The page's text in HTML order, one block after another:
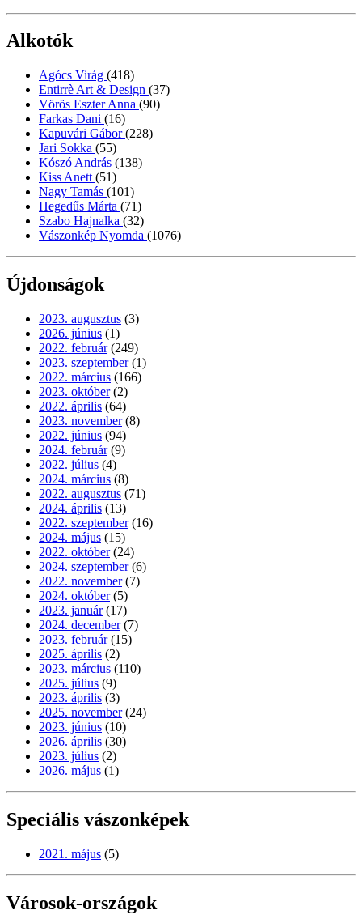
Alkotók
Agócs Virág (418)
Entirrè Art & Design (37)
Vörös Eszter Anna (90)
Farkas Dani (16)
Kapuvári Gábor(228)
Jari Sokka (55)
Kószó András (138)
Kiss Anett (51)
Nagy Tamás (101)
Hegedűs Márta (71)
Szabo Hajnalka (32)
Vászonkép Nyomda (1076)
Újdonságok
2023. augusztus (3)
2026. június (1)
2022. február (249)
2023. szeptember (1)
2022. március (166)
2023. október (2)
2022. április (64)
2023. november (8)
2022. június (94)
2024. február (9)
2022. július (4)
2024. március (8)
2022. augusztus (71)
2024. április (13)
2022. szeptember (16)
2024. május (15)
2022. október (24)
2024. szeptember (6)
2022. november (7)
2024. október (5)
2023. január (17)
2024. december (7)
2023. február (15)
2025. április (2)
2023. március (110)
2025. július (9)
2023. április (3)
2025. november (24)
2023. június (10)
2026. április (30)
2023. július (2)
2026. május (1)
Speciális vászonképek
2021. május (5)
Városok-országok